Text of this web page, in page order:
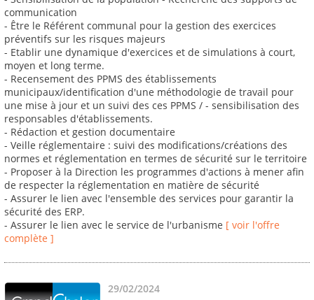
communication
- Être le Référent communal pour la gestion des exercices
préventifs sur les risques majeurs
- Etablir une dynamique d'exercices et de simulations à court,
moyen et long terme.
- Recensement des PPMS des établissements
municipaux/identification d'une méthodologie de travail pour
une mise à jour et un suivi des ces PPMS / - sensibilisation des
responsables d'établissements.
- Rédaction et gestion documentaire
- Veille réglementaire : suivi des modifications/créations des
normes et réglementation en termes de sécurité sur le territoire
- Proposer à la Direction les programmes d'actions à mener afin
de respecter la réglementation en matière de sécurité
- Assurer le lien avec l'ensemble des services pour garantir la
sécurité des ERP.
- Assurer le lien avec le service de l'urbanisme [ voir l'offre
complète ]
29/02/2024